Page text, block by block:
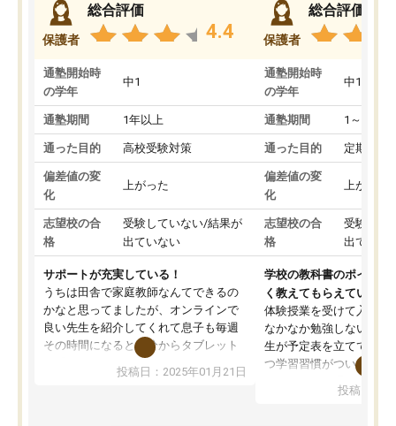
保護者
総合評価
4.4
通塾開始時
の学年
中1
通塾期間 1年以上
通った目的 高校受験対策
偏差値の変
化
上がった
志望校の合
格
受験していない/結果が
出ていない
サポートが充実している！
うちは田舎で家庭教師なんてできるの
かなと思ってましたが、オンラインで
良い先生を紹介してくれて息子も毎週
その時間になると自分からタブレット
を開いてzoomを繋げるようになりまし
た！5科目なんでもOKなのもとても気
投稿日：2025年01月21日
保護者
総合評価
通塾開始時
の学年
中1
通塾期間 1～3ヵ月
通った目的 定期テス
偏差値の変
化
上がった
志望校の合
格
受験して
出ていな
学校の教科書のポイント
く教えてもらえている
体験授業を受けて入塾し
なかなか勉強しない息子
生が予定表を立ててくれ
つ学習習慣がついてきま
指導が無い日も予定表
投稿日：